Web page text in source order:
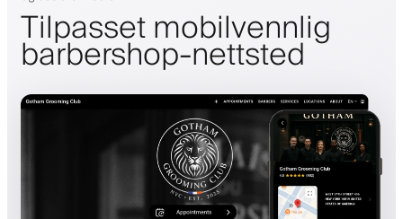
Tilpasset mobilvennlig
barbershop-nettsted